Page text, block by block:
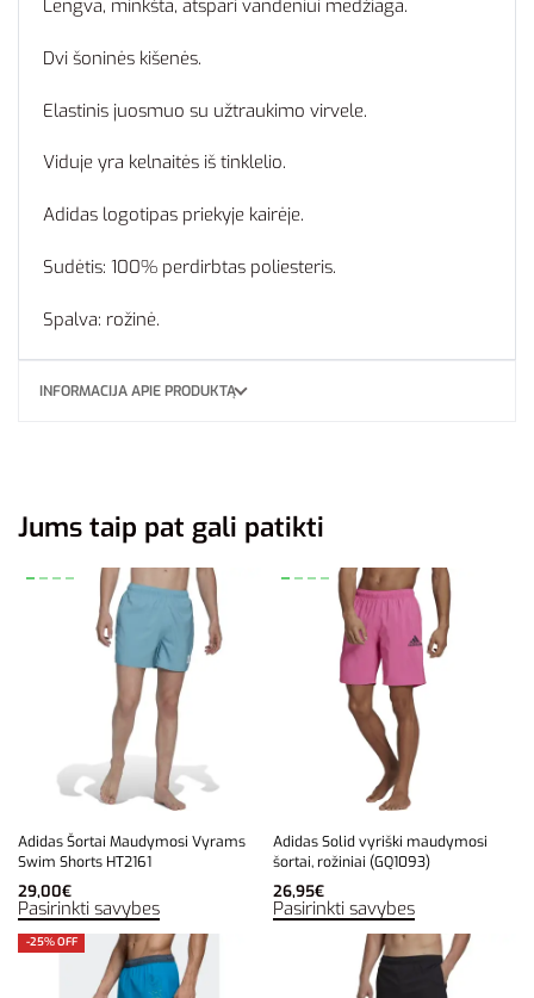
Lengva, minkšta, atspari vandeniui medžiaga.
Dvi šoninės kišenės.
Elastinis juosmuo su užtraukimo virvele.
Viduje yra kelnaitės iš tinklelio.
Adidas logotipas priekyje kairėje.
Sudėtis: 100% perdirbtas poliesteris.
Spalva: rožinė.
INFORMACIJA APIE PRODUKTĄ
Jums taip pat gali patikti
Adidas Šortai Maudymosi Vyrams
Swim Shorts HT2161
29,00€
Pasirinkti savybes
Adidas Solid vyriški maudymosi
šortai, rožiniai (GQ1093)
26,95€
Pasirinkti savybes
-25% OFF